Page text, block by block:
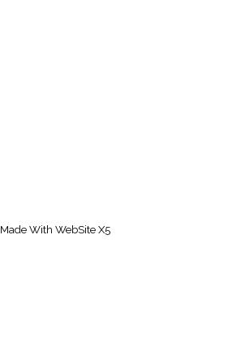
Made With WebSite X5